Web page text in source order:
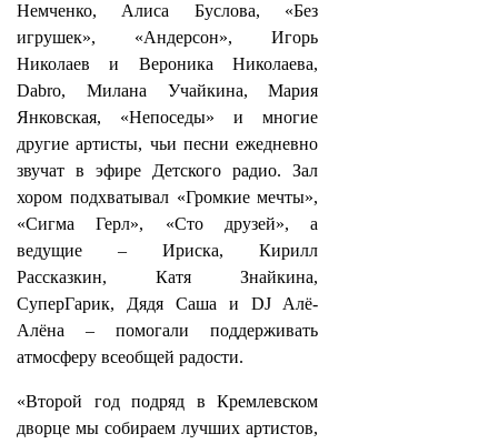
Немченко, Алиса Буслова, «Без
игрушек», «Андерсон», Игорь
Николаев и Вероника Николаева,
Dabro, Милана Учайкина, Мария
Янковская, «Непоседы» и многие
другие артисты, чьи песни ежедневно
звучат в эфире Детского радио. Зал
хором подхватывал «Громкие мечты»,
«Сигма Герл», «Сто друзей», а
ведущие – Ириска, Кирилл
Рассказкин, Катя Знайкина,
СуперГарик, Дядя Саша и DJ Алё-
Алёна – помогали поддерживать
атмосферу всеобщей радости.
«Второй год подряд в Кремлевском
дворце мы собираем лучших артистов,